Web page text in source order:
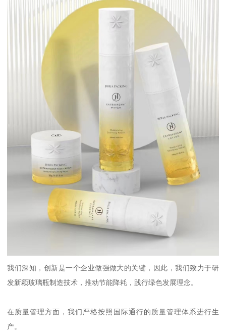
我们深知，创新是一个企业做强做大的关键，因此，我们致力于研
发新颖玻璃瓶制造技术，推动节能降耗，践行绿色发展理念。
在质量管理方面，我们严格按照国际通行的质量管理体系进行生
产。